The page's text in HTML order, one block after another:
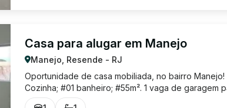
Casa para alugar em Manejo
Manejo, Resende - RJ
Oportunidade de casa mobiliada, no bairro Manejo!
Cozinha; #01 banheiro; #55m². 1 vaga de garagem
bem localizado, próximo a estabelecimentos